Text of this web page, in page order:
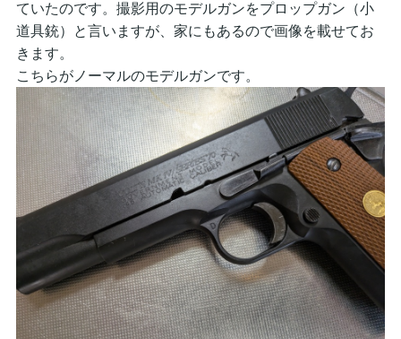
ていたのです。撮影用のモデルガンをプロップガン（小
道具銃）と言いますが、家にもあるので画像を載せてお
きます。
こちらがノーマルのモデルガンです。